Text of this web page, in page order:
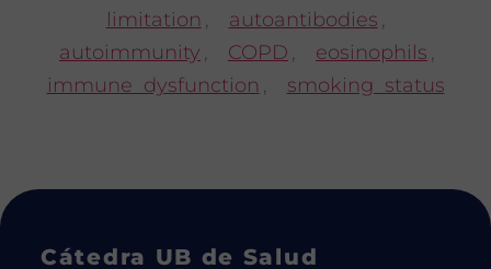
limitation , autoantibodies ,
autoimmunity , COPD , eosinophils ,
immune dysfunction , smoking status
Cátedra UB de Salud